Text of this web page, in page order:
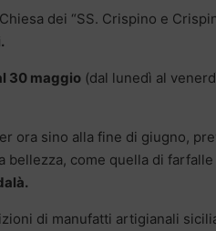
dei “SS. Crispino e
30 maggio (dal lunedì al
ora sino alla fine di giugno,
come quella di
di manufatti artigianali